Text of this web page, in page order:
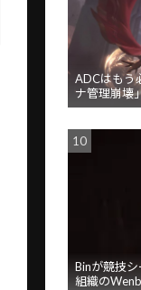
ADCはもう
ナ管理崩壊
Binが競技
組織の